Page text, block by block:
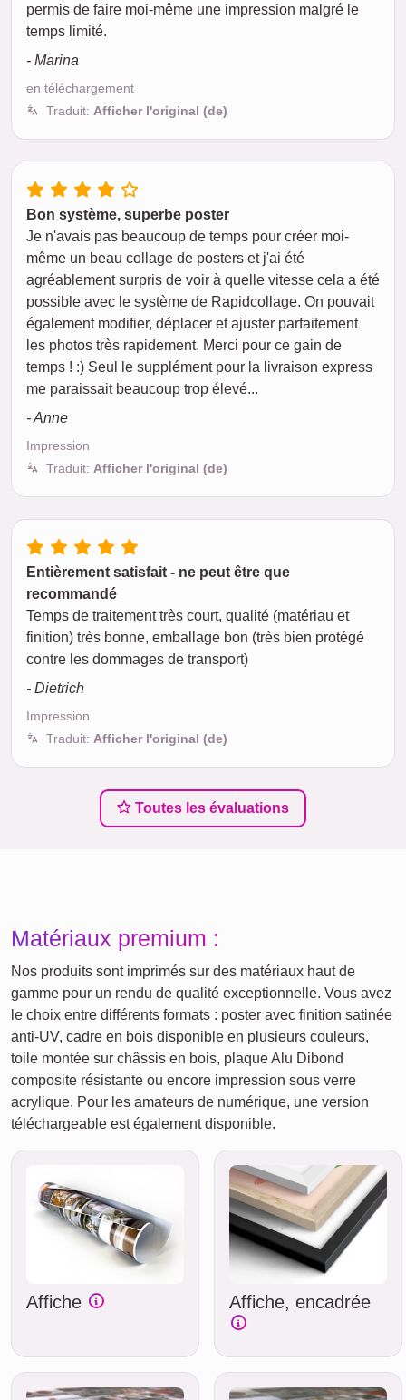
permis de faire moi-même une impression malgré le
temps limité.
- Marina
en téléchargement
Traduit: Afficher l'original (de)
Bon système, superbe poster
Je n'avais pas beaucoup de temps pour créer moi-
même un beau collage de posters et j'ai été
agréablement surpris de voir à quelle vitesse cela a été
possible avec le système de Rapidcollage. On pouvait
également modifier, déplacer et ajuster parfaitement
les photos très rapidement. Merci pour ce gain de
temps ! :) Seul le supplément pour la livraison express
me paraissait beaucoup trop élevé...
- Anne
Impression
Traduit: Afficher l'original (de)
Entièrement satisfait - ne peut être que
recommandé
Temps de traitement très court, qualité (matériau et
finition) très bonne, emballage bon (très bien protégé
contre les dommages de transport)
- Dietrich
Impression
Traduit: Afficher l'original (de)
Toutes les évaluations
Matériaux premium :
Nos produits sont imprimés sur des matériaux haut de
gamme pour un rendu de qualité exceptionnelle. Vous avez
le choix entre différents formats : poster avec finition satinée
anti-UV, cadre en bois disponible en plusieurs couleurs,
toile montée sur châssis en bois, plaque Alu Dibond
composite résistante ou encore impression sous verre
acrylique. Pour les amateurs de numérique, une version
téléchargeable est également disponible.
Affiche Affiche, encadrée